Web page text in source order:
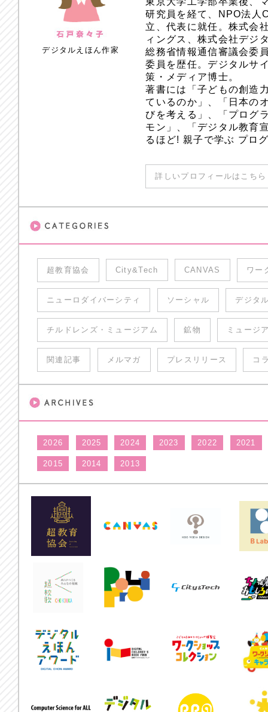
デジタルえほん作家
研究員を経て、NPO法人
立、代表に就任。株式会
ィングス、株式会社デジ
総務省情報通信審議会委
委員を歴任。デジタルサ
策・メディア博士。
著書には「子どもの創造
ているのか」、「日本の
びを考える」、「プログ
モン」、「デジタル教育
るほど! 親子で学ぶ プロ
詳しいプロフィールはこち
超教育協会 City&Tech CANVAS ワー
ニューロダイバーシティ ソーシャル デジタ
チルドレンズ・ミュージアム 鉱物 ミュージ
関連記事 メルマガ プレスリリース コ
2026 2025 2024 2023 2022 2021
2015 2014 2013